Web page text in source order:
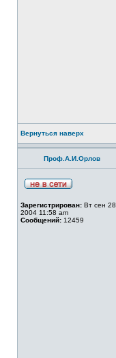
Вернуться наверх
Проф.А.И.Орлов
Зарегистрирован: Вт сен 28,
2004 11:58 am
Сообщений: 12459